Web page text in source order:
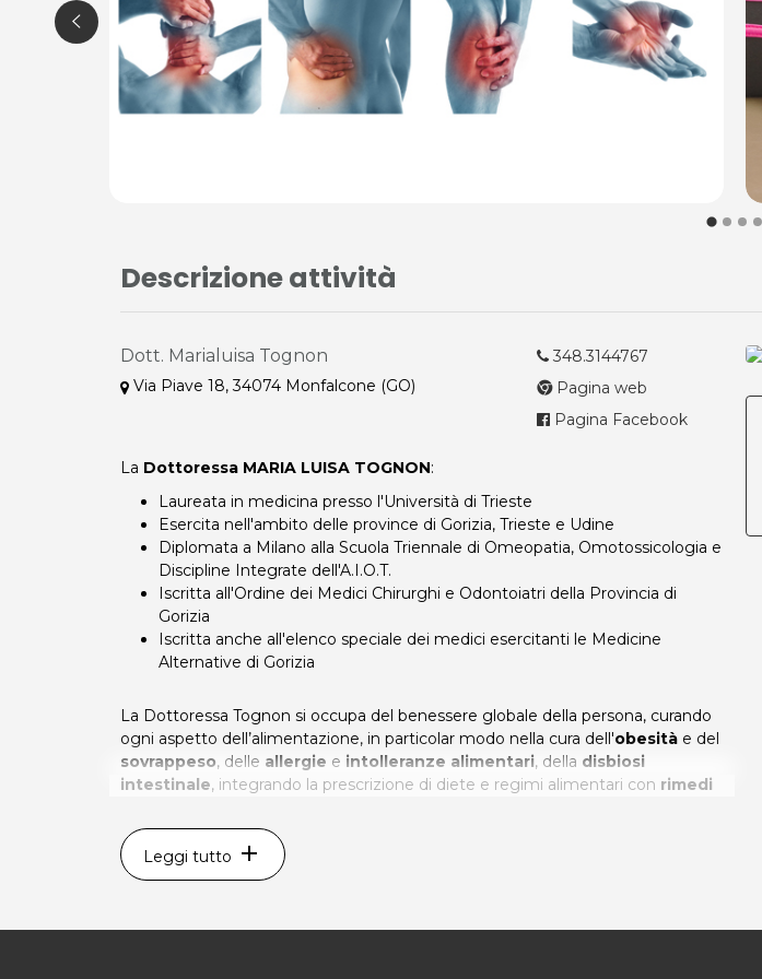
Descrizione attività
Dott. Marialuisa Tognon
Via Piave 18, 34074 Monfalcone (GO)
348.3144767
Pagina web
Pagina Facebook
La Dottoressa MARIA LUISA TOGNON:
Laureata in medicina presso l'Università di Trieste
Esercita nell'ambito delle province di Gorizia, Trieste e Udine
Diplomata a Milano alla Scuola Triennale di Omeopatia, Omotossicologia e
Discipline Integrate dell'A.I.O.T.
Iscritta all'Ordine dei Medici Chirurghi e Odontoiatri della Provincia di
Gorizia
Iscritta anche all'elenco speciale dei medici esercitanti le Medicine
Alternative di Gorizia
La Dottoressa Tognon si occupa del benessere globale della persona, curando
ogni aspetto dell’alimentazione, in particolar modo nella cura dell'obesità e del
sovrappeso, delle allergie e intolleranze alimentari, della disbiosi
intestinale, integrando la prescrizione di diete e regimi alimentari con rimedi
Ayurvedica.
La dott. Tognon si occupa anche della cura dei
che affronta con le metodiche della
rimedi omeopatici.
Leggi tutto add